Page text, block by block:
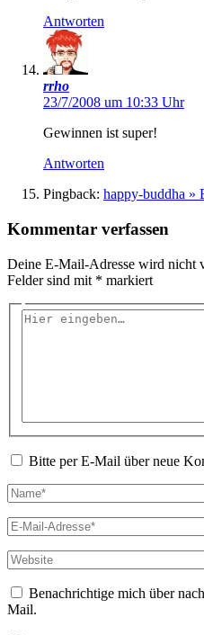
Antworten
rrho
23/7/2008 um 10:33 Uhr
Gewinnen ist super!
Antworten
Pingback: happy-buddha »
Kommentar verfassen
Deine E-Mail-Adresse wird nicht
Felder sind mit * markiert
Hier
Bitte per E-Mail über neue
Name*
E-
Mail-
Adresse*
Website
Benachrichtige mich über
Mail.